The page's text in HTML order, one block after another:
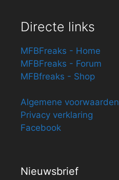
Directe links
MFBFreaks - Home
MFBFreaks - Forum
MFBfreaks - Shop
Algemene voorwaarden
Privacy verklaring
Facebook
Nieuwsbrief